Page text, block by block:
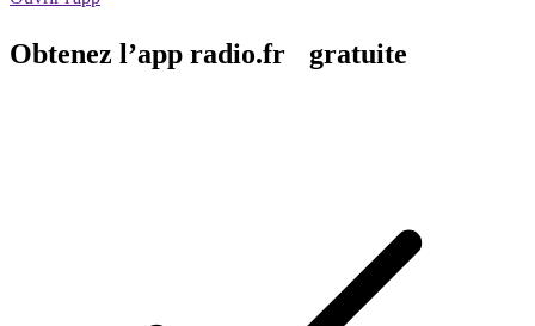
Obtenez l’app radio.fr gratuite